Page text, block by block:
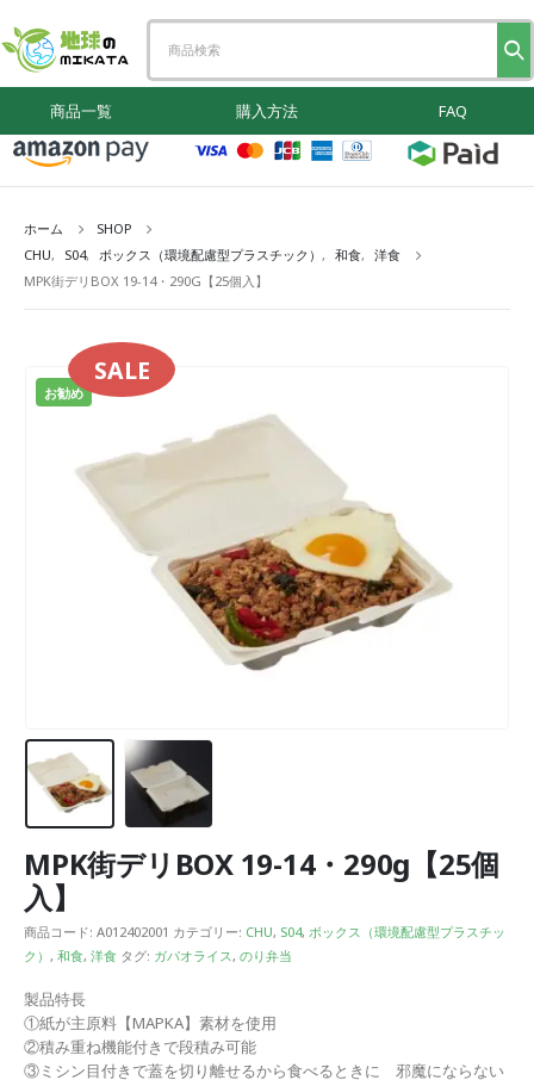
商品一覧 購入方法 FAQ
ホーム
SHOP
CHU, S04, ボックス（環境配慮型プラスチック） , 和食, 洋食
MPK街デリBOX 19-14・290G【25個入】
お勧め
SALE
MPK街デリBOX 19-14・290g【25個
入】
商品コード: A012402001 カテゴリー: CHU, S04, ボックス（環境配慮型プラスチッ
ク） , 和食, 洋食 タグ: ガパオライス , のり弁当
製品特長
①紙が主原料【MAPKA】素材を使用
②積み重ね機能付きで段積み可能
③ミシン目付きで蓋を切り離せるから食べるときに 邪魔にならない